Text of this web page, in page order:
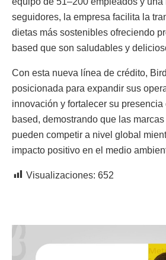
seguidores, la empresa facilita la
dietas más sostenibles ofreciendo
based que son saludables y
Con esta nueva línea de crédito,
posicionada para expandir sus
innovación y fortalecer su
based, demostrando que las
pueden competir a nivel global
impacto positivo en el medio
Visualizaciones: 652